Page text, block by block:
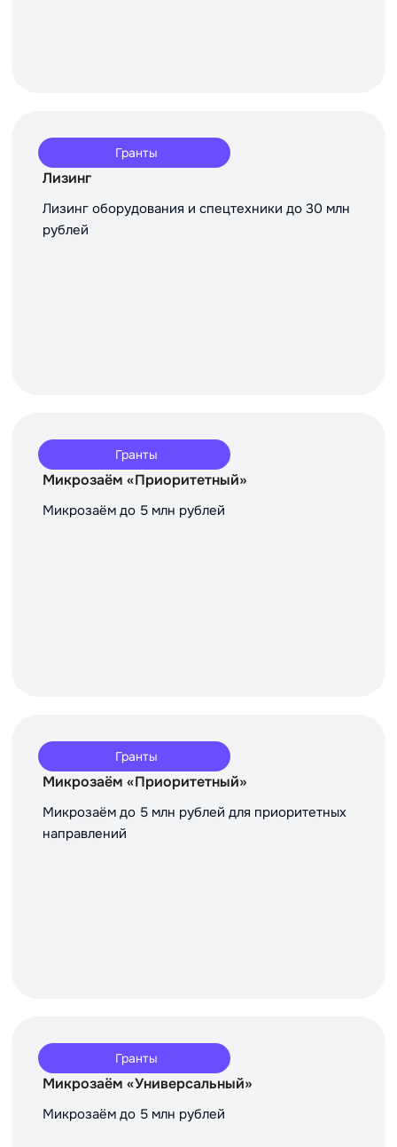
Гранты
Лизинг
Лизинг оборудования и спецтехники до 30 млн
рублей
Гранты
Микрозаём «Приоритетный»
Микрозаём до 5 млн рублей
Гранты
Микрозаём «Приоритетный»
Микрозаём до 5 млн рублей для приоритетных
направлений
Гранты
Микрозаём «Универсальный»
Микрозаём до 5 млн рублей